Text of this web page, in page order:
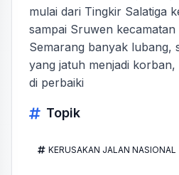
mulai dari Tingkir Salatiga
sampai Sruwen
Semarang banyak lubang,
yang jatuh menjadi
di perbaiki
Topik
KERUSAKAN JALAN NASIONAL